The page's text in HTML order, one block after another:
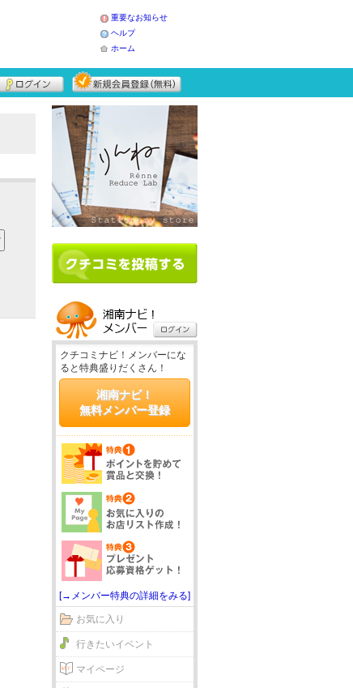
重要なお知らせ
ヘルプ
ホーム
クチコミナビ！メンバーにな
ると特典盛りだくさん！
湘南ナビ！
無料メンバー登録
[→メンバー特典の詳細をみる]
お気に入り
行きたいイベント
マイページ